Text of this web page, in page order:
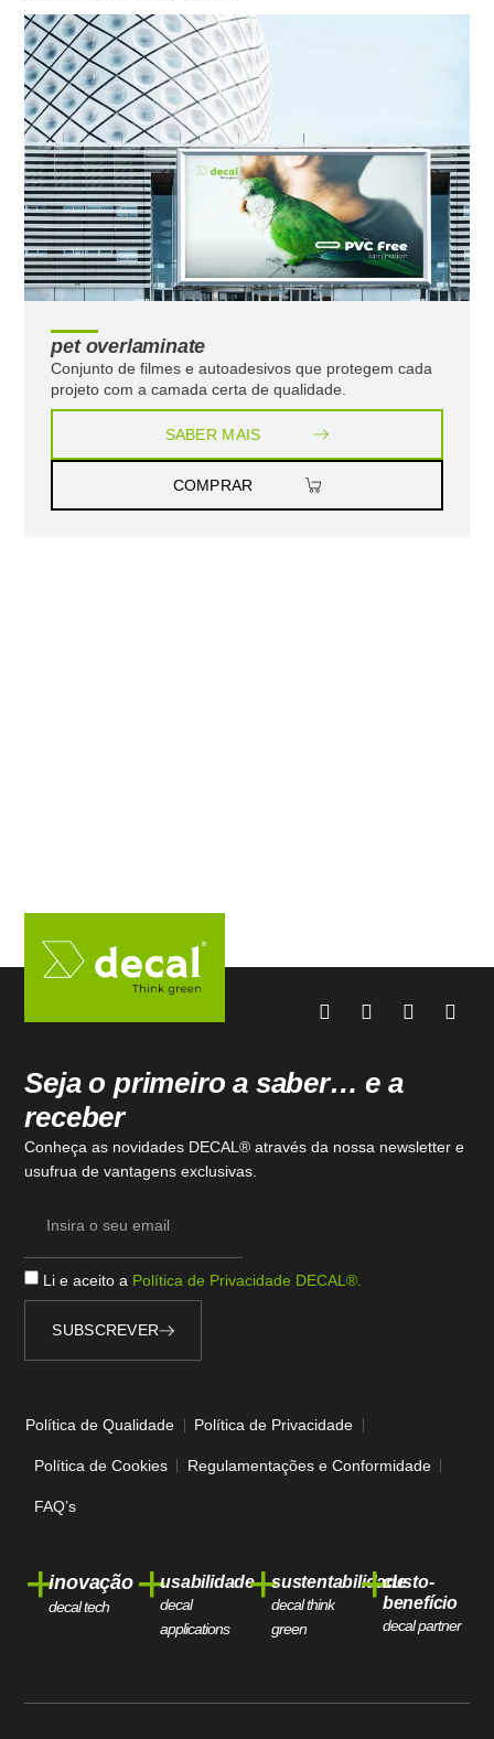
pet overlaminate
Conjunto de filmes e autoadesivos que protegem cada
projeto com a camada certa de qualidade.
SABER MAIS
COMPRAR
+inovação
decal tech +usabilidade
decal
applications
+sustentabilidade
decal think
green
+custo-
benefício
decal partner
Seja o primeiro a saber… e a
receber
Conheça as novidades DECAL® através da nossa newsletter e
usufrua de vantagens exclusivas.
Li e aceito a Política de Privacidade DECAL®.
SUBSCREVER
Política de Qualidade Política de Privacidade
Política de Cookies Regulamentações e Conformidade
FAQ’s